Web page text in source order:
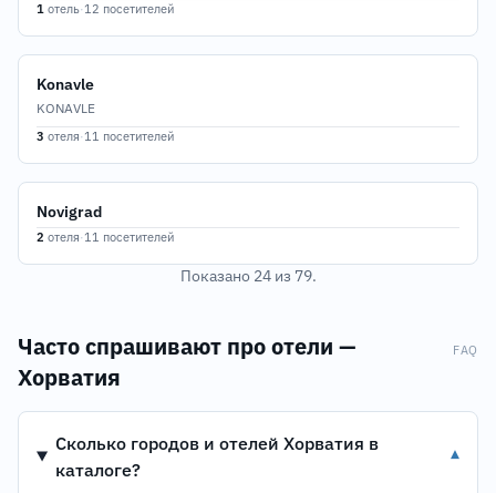
1 отель·12 посетителей
Konavle
KONAVLE
3 отеля·11 посетителей
Novigrad
2 отеля·11 посетителей
Показано 24 из 79.
Часто спрашивают про отели —
Хорватия
FAQ
Сколько городов и отелей Хорватия в
каталоге?
▾